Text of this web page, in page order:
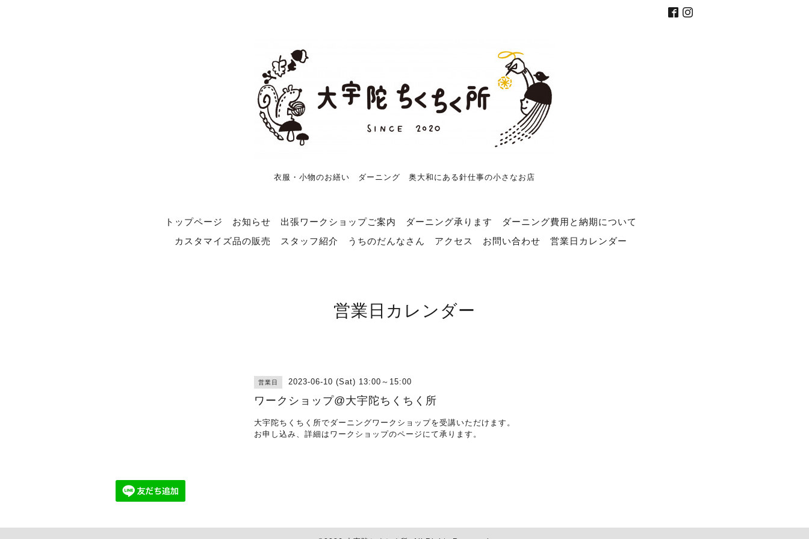
衣服・小物のお繕い ダーニング 奥大和にある針仕事の小さなお店
トップページ お知らせ 出張ワークショップご案内 ダーニング承ります
ダーニング費用と納期について
カスタマイズ品の販売
スタッフ紹介 うちのだんなさん アクセス お問い合わせ 営業日カレンダー
営業日カレンダー
営業日 2023-06-10 (Sat) 13:00～15:00
ワークショップ@大宇陀ちくちく所
大宇陀ちくちく所でダーニングワークショップを受講いただけます。
お申し込み、詳細は ワークショップのページ にて承ります。